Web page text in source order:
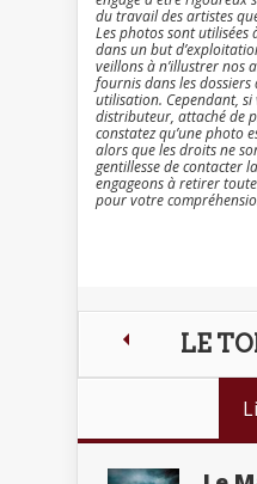
du travail des artistes
Les photos sont
dans un but
veillons à n’illustrer nos
fournis dans les
utilisation. Cependant,
distributeur, attaché de
constatez qu’une photo
alors que les droits ne
gentillesse de contacter la
engageons à retirer
pour votre
LE